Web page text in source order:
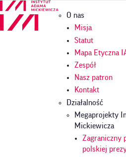
Przejdź
treści
Główna
nawigacja
O nas
Misja
Statut
Mapa Etyczna
Zespół
Nasz patron
Kontakt
Działalność
Megaprojekty
Mickiewicza
Zagraniczny
polskiej